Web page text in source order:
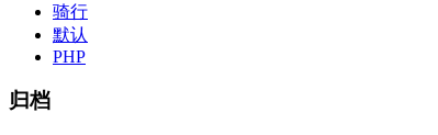
骑行
默认
PHP
归档